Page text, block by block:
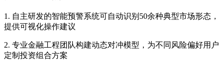
1. 自主研发的智能预警系统可自动识别50余种典型市场形态，
提供可视化操作建议
2. 专业金融工程团队构建动态对冲模型，为不同风险偏好用户
定制投资组合方案